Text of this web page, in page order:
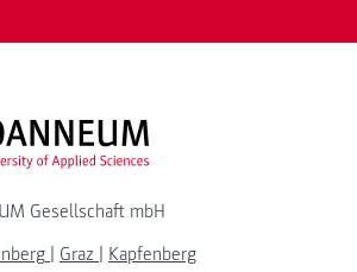
FH JOANNEUM Logo
Gesellschaft mbH
| Graz | Kapfenberg